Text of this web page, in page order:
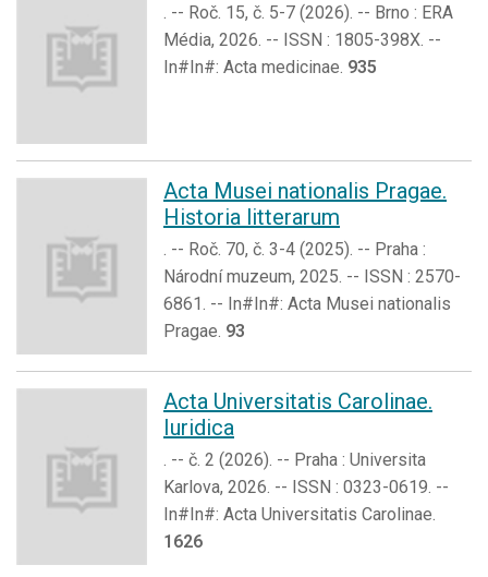
. -- Roč. 15, č. 5-7 (2026). -- Brno : ERA
Média, 2026. -- ISSN : 1805-398X. --
In#In#: Acta medicinae. 935
Acta Musei nationalis Pragae.
Historia litterarum
. -- Roč. 70, č. 3-4 (2025). -- Praha :
Národní muzeum, 2025. -- ISSN : 2570-
6861. -- In#In#: Acta Musei nationalis
Pragae. 93
Acta Universitatis Carolinae.
Iuridica
. -- č. 2 (2026). -- Praha : Universita
Karlova, 2026. -- ISSN : 0323-0619. --
In#In#: Acta Universitatis Carolinae.
1626